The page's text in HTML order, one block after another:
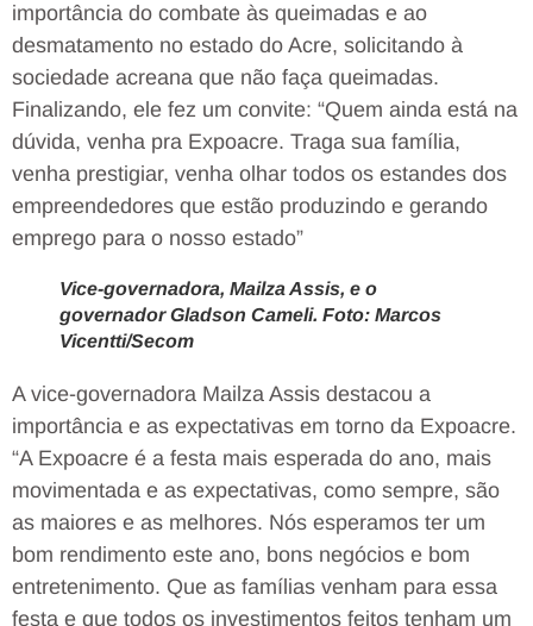
importância do combate às queimadas e ao
desmatamento no estado do Acre, solicitando à
sociedade acreana que não faça queimadas.
Finalizando, ele fez um convite: “Quem ainda está na
dúvida, venha pra Expoacre. Traga sua família,
venha prestigiar, venha olhar todos os estandes dos
empreendedores que estão produzindo e gerando
emprego para o nosso estado”
Vice-governadora, Mailza Assis, e o
governador Gladson Cameli. Foto: Marcos
Vicentti/Secom
A vice-governadora Mailza Assis destacou a
importância e as expectativas em torno da Expoacre.
“A Expoacre é a festa mais esperada do ano, mais
movimentada e as expectativas, como sempre, são
as maiores e as melhores. Nós esperamos ter um
bom rendimento este ano, bons negócios e bom
entretenimento. Que as famílias venham para essa
festa e que todos os investimentos feitos tenham um